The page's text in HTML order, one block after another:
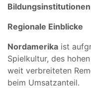
Bildungsinstitutionen
Regionale Einblicke
Nordamerika ist
Spielkultur, des
weit verbreiteten
beim Umsatzanteil.